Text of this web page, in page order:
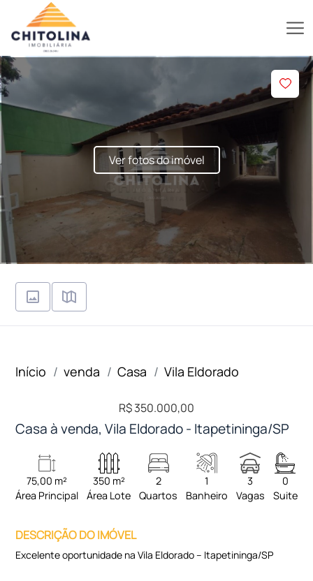
Ver fotos do imóvel
Início venda Casa Vila Eldorado
R$ 350.000,00
Casa à venda, Vila Eldorado - Itapetininga/SP
75,00 m²
Área Principal
350 m²
Área Lote
2
Quartos
1
Banheiro
3
Vagas
0
Suite
DESCRIÇÃO DO IMÓVEL
Excelente oportunidade na Vila Eldorado – Itapetininga/SP